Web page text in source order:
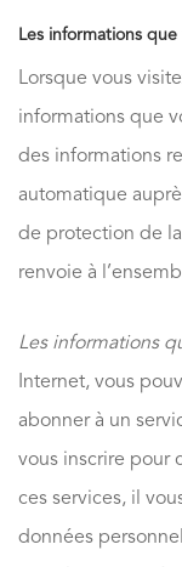
Les informations
Lorsque vous
informations que
des informations
automatique
de protection de
renvoie à
Les informations
Internet, vous
abonner à un
vous inscrire pour
ces services, il
données